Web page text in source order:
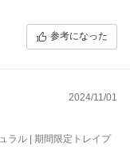
参考になった
2024/11/01
ラル | 期間限定トレイプ